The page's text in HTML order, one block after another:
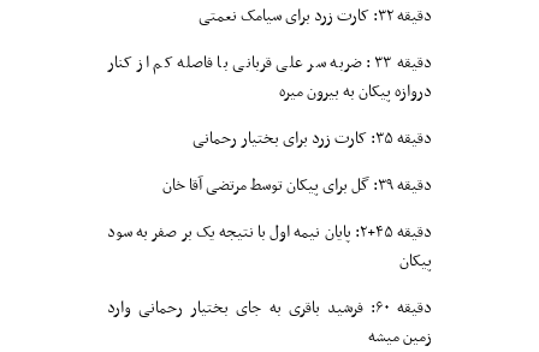
دقیقه ۳۲: کارت زرد برای سیامک نعمتی
دقیقه ۳۳: ضربه سر علی قربانی با فاصله کم از کنار
دروازه پیکان به بیرون میره
دقیقه ۳۵: کارت زرد برای بختیار رحمانی
دقیقه ۳۹: گل برای پیکان توسط مرتضی آقا خان
دقیقه ۴۵+۲: پایان نیمه اول با نتیجه یک بر صفر به سود
پیکان
دقیقه ۶۰: فرشید باقری به جای بختیار رحمانی وارد
زمین میشه